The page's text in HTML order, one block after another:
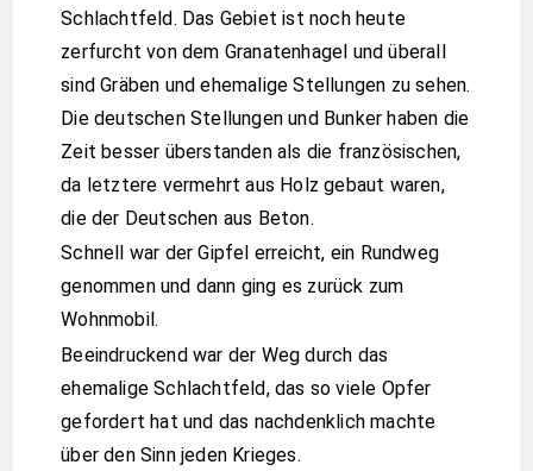
Schlachtfeld. Das Gebiet ist noch heute
zerfurcht von dem Granatenhagel und überall
sind Gräben und ehemalige Stellungen zu sehen.
Die deutschen Stellungen und Bunker haben die
Zeit besser überstanden als die französischen,
da letztere vermehrt aus Holz gebaut waren,
die der Deutschen aus Beton.
Schnell war der Gipfel erreicht, ein Rundweg
genommen und dann ging es zurück zum
Wohnmobil.
Beeindruckend war der Weg durch das
ehemalige Schlachtfeld, das so viele Opfer
gefordert hat und das nachdenklich machte
über den Sinn jeden Krieges.